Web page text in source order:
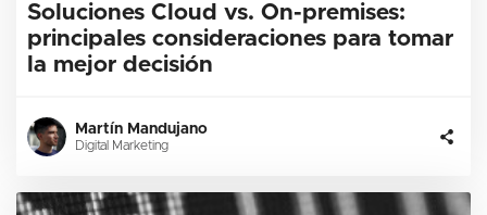
Soluciones Cloud vs. On-premises:
principales consideraciones para tomar
la mejor decisión
Martín Mandujano
Digital Marketing